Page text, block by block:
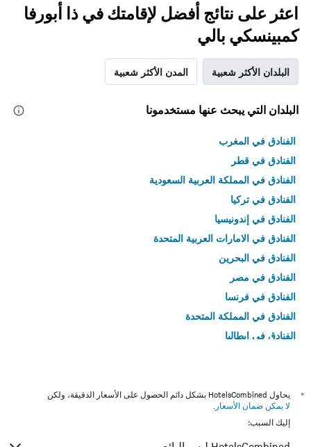
اعثر على نتائج أفضل لإقامتك في ذا أبورفا
كمبينسكي بالي
البلدان الأكثر شعبية المدن الأكثر شعبية
البلدان التي يبحث عنها مستخدمونا
الفنادق في المغرب
الفنادق في قطر
الفنادق في المملكة العربية السعودية
الفنادق في تركيا
الفنادق في إندونيسيا
الفنادق في الامارات العربية المتحدة
الفنادق في البحرين
الفنادق في مصر
الفنادق في فرنسا
الفنادق في المملكة المتحدة
الفنادق في إيطاليا
*
يحاول HotelsCombined بشكل دائم الحصول على الأسعار الدقيقة، ولكن
لا يمكن ضمان الأسعار .
إليك السبب: